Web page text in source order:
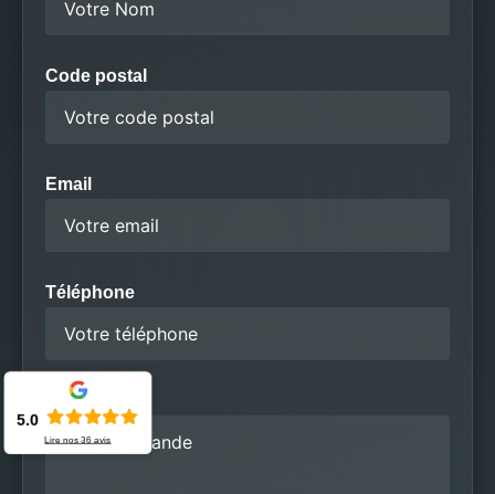
Code postal
Email
Téléphone
Message
5.0
Lire nos36 avis